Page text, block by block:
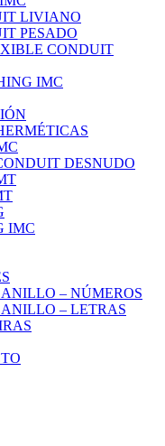
LIVIANO
PESADO
CONDUIT
IMC
DESNUDO
IMC
– NÚMEROS
– LETRAS